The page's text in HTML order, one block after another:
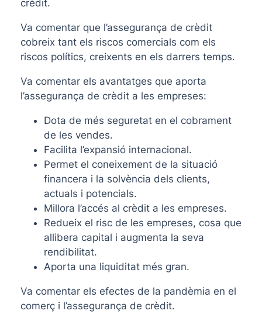
crèdit.
Va comentar que l’assegurança de crèdit
cobreix tant els riscos comercials com els
riscos polítics, creixents en els darrers temps.
Va comentar els avantatges que aporta
l’assegurança de crèdit a les empreses:
Dota de més seguretat en el cobrament
de les vendes.
Facilita l’expansió internacional.
Permet el coneixement de la situació
financera i la solvència dels clients,
actuals i potencials.
Millora l’accés al crèdit a les empreses.
Redueix el risc de les empreses, cosa que
allibera capital i augmenta la seva
rendibilitat.
Aporta una liquiditat més gran.
Va comentar els efectes de la pandèmia en el
comerç i l’assegurança de crèdit.